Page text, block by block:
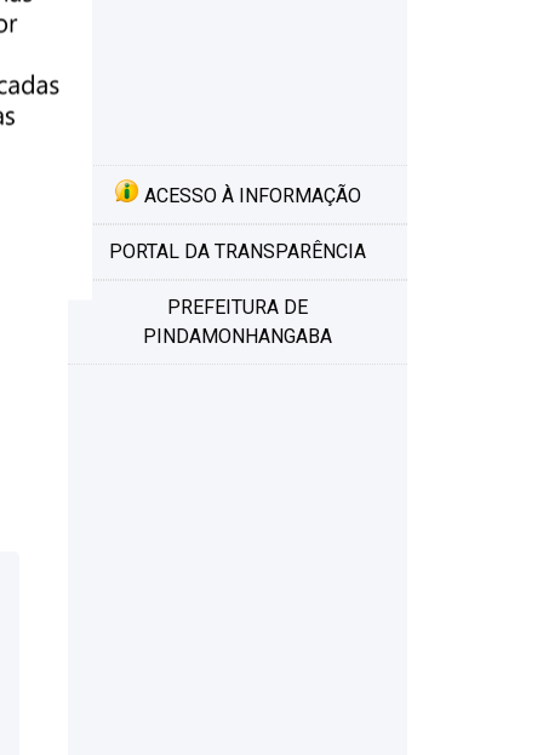
ACESSO À INFORMAÇÃO
PORTAL DA TRANSPARÊNCIA
PREFEITURA DE
PINDAMONHANGABA